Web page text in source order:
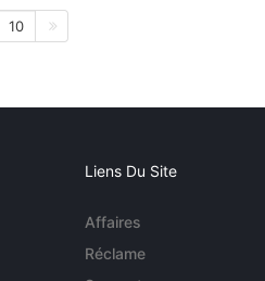
10
Liens Du Site
Affaires
Réclame